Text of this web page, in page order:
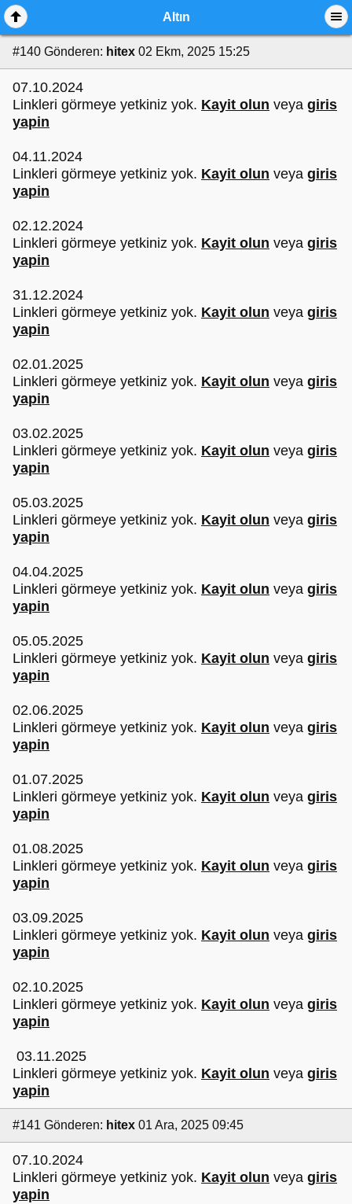
Altın
#140 Gönderen: hitex 02 Ekm, 2025 15:25
07.10.2024
Linkleri görmeye yetkiniz yok. Kayit olun veya giris
yapin
04.11.2024
Linkleri görmeye yetkiniz yok. Kayit olun veya giris
yapin
02.12.2024
Linkleri görmeye yetkiniz yok. Kayit olun veya giris
yapin
31.12.2024
Linkleri görmeye yetkiniz yok. Kayit olun veya giris
yapin
02.01.2025
Linkleri görmeye yetkiniz yok. Kayit olun veya giris
yapin
03.02.2025
Linkleri görmeye yetkiniz yok. Kayit olun veya giris
yapin
05.03.2025
Linkleri görmeye yetkiniz yok. Kayit olun veya giris
yapin
04.04.2025
Linkleri görmeye yetkiniz yok. Kayit olun veya giris
yapin
05.05.2025
Linkleri görmeye yetkiniz yok. Kayit olun veya giris
yapin
02.06.2025
Linkleri görmeye yetkiniz yok. Kayit olun veya giris
yapin
01.07.2025
Linkleri görmeye yetkiniz yok. Kayit olun veya giris
yapin
01.08.2025
Linkleri görmeye yetkiniz yok. Kayit olun veya giris
yapin
03.09.2025
Linkleri görmeye yetkiniz yok. Kayit olun veya giris
yapin
02.10.2025
Linkleri görmeye yetkiniz yok. Kayit olun veya giris
yapin
03.11.2025
Linkleri görmeye yetkiniz yok. Kayit olun veya giris
yapin
#141 Gönderen: hitex 01 Ara, 2025 09:45
07.10.2024
Linkleri görmeye yetkiniz yok. Kayit olun veya giris
yapin